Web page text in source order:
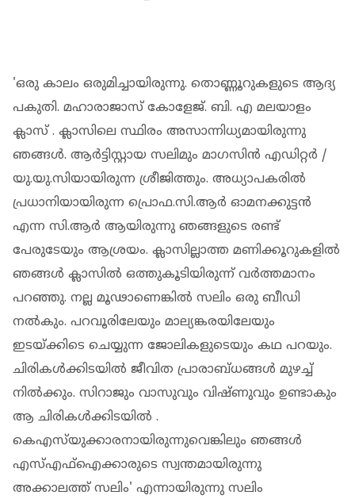
'ഒരു കാലം ഒരുമിച്ചായിരുന്നു. തൊണ്ണൂറുകളുടെ ആദ്യ
പകുതി. മഹാരാജാസ് കോളേജ്. ബി. എ മലയാളം
ക്ലാസ് . ക്ലാസിലെ സ്ഥിരം അസാന്നിധ്യമായിരുന്നു
ഞങ്ങൾ. ആർട്ടിസ്റ്റായ സലിമും മാഗസിൻ എഡിറ്റർ /
യു.യു.സിയായിരുന്ന ശ്രീജിത്തും. അധ്യാപകരിൽ
പ്രധാനിയായിരുന്ന പ്രൊഫ.സി.ആർ ഓമനക്കുട്ടൻ
എന്ന സി.ആർ ആയിരുന്നു ഞങ്ങളുടെ രണ്ട്
പേരുടേയും ആശ്രയം. ക്ലാസില്ലാത്ത മണിക്കൂറുകളിൽ
ഞങ്ങൾ ക്ലാസിൽ ഒത്തുകൂടിയിരുന്ന് വർത്തമാനം
പറഞ്ഞു. നല്ല മൂഢാണെങ്കിൽ സലിം ഒരു ബീഡി
നൽകും. പറവൂരിലേയും മാല്യങ്കരയിലേയും
ഇടയ്ക്കിടെ ചെയ്യുന്ന ജോലികളുടെയും കഥ പറയും.
ചിരികൾക്കിടയിൽ ജീവിത പ്രാരാബ്ധങ്ങൾ മുഴച്ച്
നിൽക്കും. സിറാജും വാസുവും വിഷ്ണുവും ഉണ്ടാകും
ആ ചിരികൾക്കിടയിൽ .
കെഎസ്‌യുക്കാരനായിരുന്നുവെങ്കിലും ഞങ്ങൾ
എസ്എഫ്ഐക്കാരുടെ സ്വന്തമായിരുന്നു
അക്കാലത്ത് സലിം' എന്നായിരുന്നു സലിം